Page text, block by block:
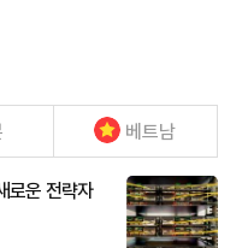
베트남
로운 전략자